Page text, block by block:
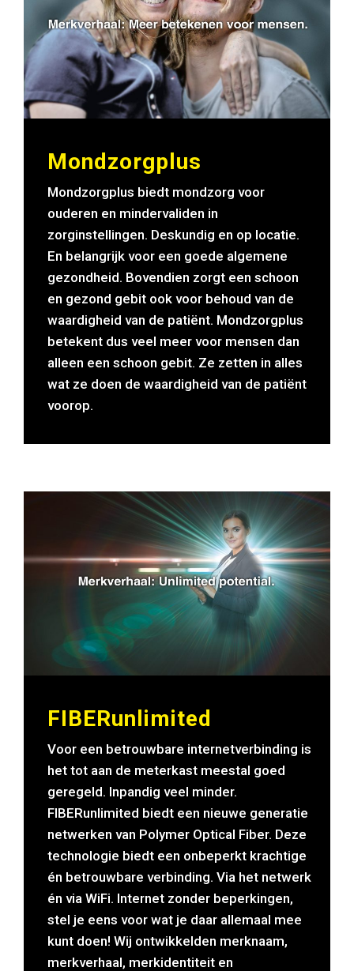
Mondzorgplus
Mondzorgplus biedt mondzorg voor
ouderen en mindervaliden in
zorginstellingen. Deskundig en op locatie.
En belangrijk voor een goede algemene
gezondheid. Bovendien zorgt een schoon
en gezond gebit ook voor behoud van de
waardigheid van de patiënt. Mondzorgplus
betekent dus veel meer voor mensen dan
alleen een schoon gebit. Ze zetten in alles
wat ze doen de waardigheid van de patiënt
voorop.
FIBERunlimited
Voor een betrouwbare internetverbinding is
het tot aan de meterkast meestal goed
geregeld. Inpandig veel minder.
FIBERunlimited biedt een nieuwe generatie
netwerken van Polymer Optical Fiber. Deze
technologie biedt een onbeperkt krachtige
én betrouwbare verbinding. Via het netwerk
én via WiFi. Internet zonder beperkingen,
stel je eens voor wat je daar allemaal mee
kunt doen! Wij ontwikkelden merknaam,
merkverhaal, merkidentiteit en